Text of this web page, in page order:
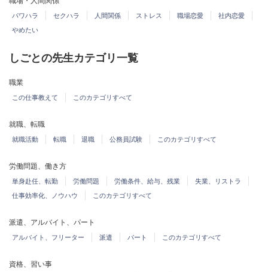
パワハラ セクハラ 人間関係 ストレス 職場恋愛
社内恋愛
やめたい
しごとの先生カテゴリ一覧
職業
この仕事教えて このカテゴリすべて
就職、転職
就職活動 転職 退職 公務員試験 このカテゴリすべて
労働問題、働き方
単身赴任、転勤 労働問題 労働条件、給与、残業
失業、リストラ
仕事効率化、ノウハウ
このカテゴリすべて
派遣、アルバイト、パート
アルバイト、フリーター 派遣 パート このカテゴリすべて
資格、習い事